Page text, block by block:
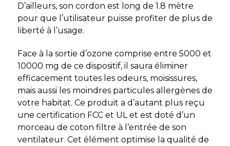
D’ailleurs, son cordon est long de 1.8 mètre
pour que l’utilisateur puisse profiter de plus de
liberté à l’usage.
Face à la sortie d’ozone comprise entre 5000 et
10000 mg de ce dispositif, il saura éliminer
efficacement toutes les odeurs, moisissures,
mais aussi les moindres particules allergènes de
votre habitat. Ce produit a d’autant plus reçu
une certification FCC et UL et est doté d’un
morceau de coton filtre à l’entrée de son
ventilateur. Cet élément optimise la qualité de